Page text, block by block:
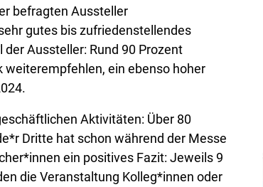
befragten Aussteller
gutes bis zufriedenstellendes
Aussteller: Rund 90 Prozent
weiterempfehlen, ein ebenso hoher
Aktivitäten: Über 80
Dritte hat schon während der Messe
ein positives Fazit: Jeweils 9
die Veranstaltung Kolleg*innen oder